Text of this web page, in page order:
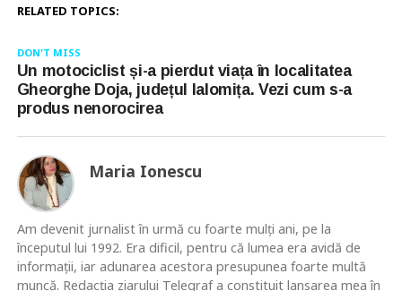
RELATED TOPICS:
DON'T MISS
Un motociclist și-a pierdut viața în localitatea
Gheorghe Doja, județul Ialomița. Vezi cum s-a
produs nenorocirea
Maria Ionescu
Am devenit jurnalist în urmă cu foarte mulţi ani, pe la
începutul lui 1992. Era dificil, pentru că lumea era avidă de
informaţii, iar adunarea acestora presupunea foarte multă
muncă. Redacţia ziarului Telegraf a constituit lansarea mea în